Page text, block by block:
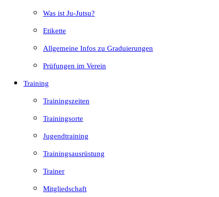
Was ist Ju-Jutsu?
Etikette
Allgemeine Infos zu Graduierungen
Prüfungen im Verein
Training
Trainingszeiten
Trainingsorte
Jugendtraining
Trainingsausrüstung
Trainer
Mitgliedschaft